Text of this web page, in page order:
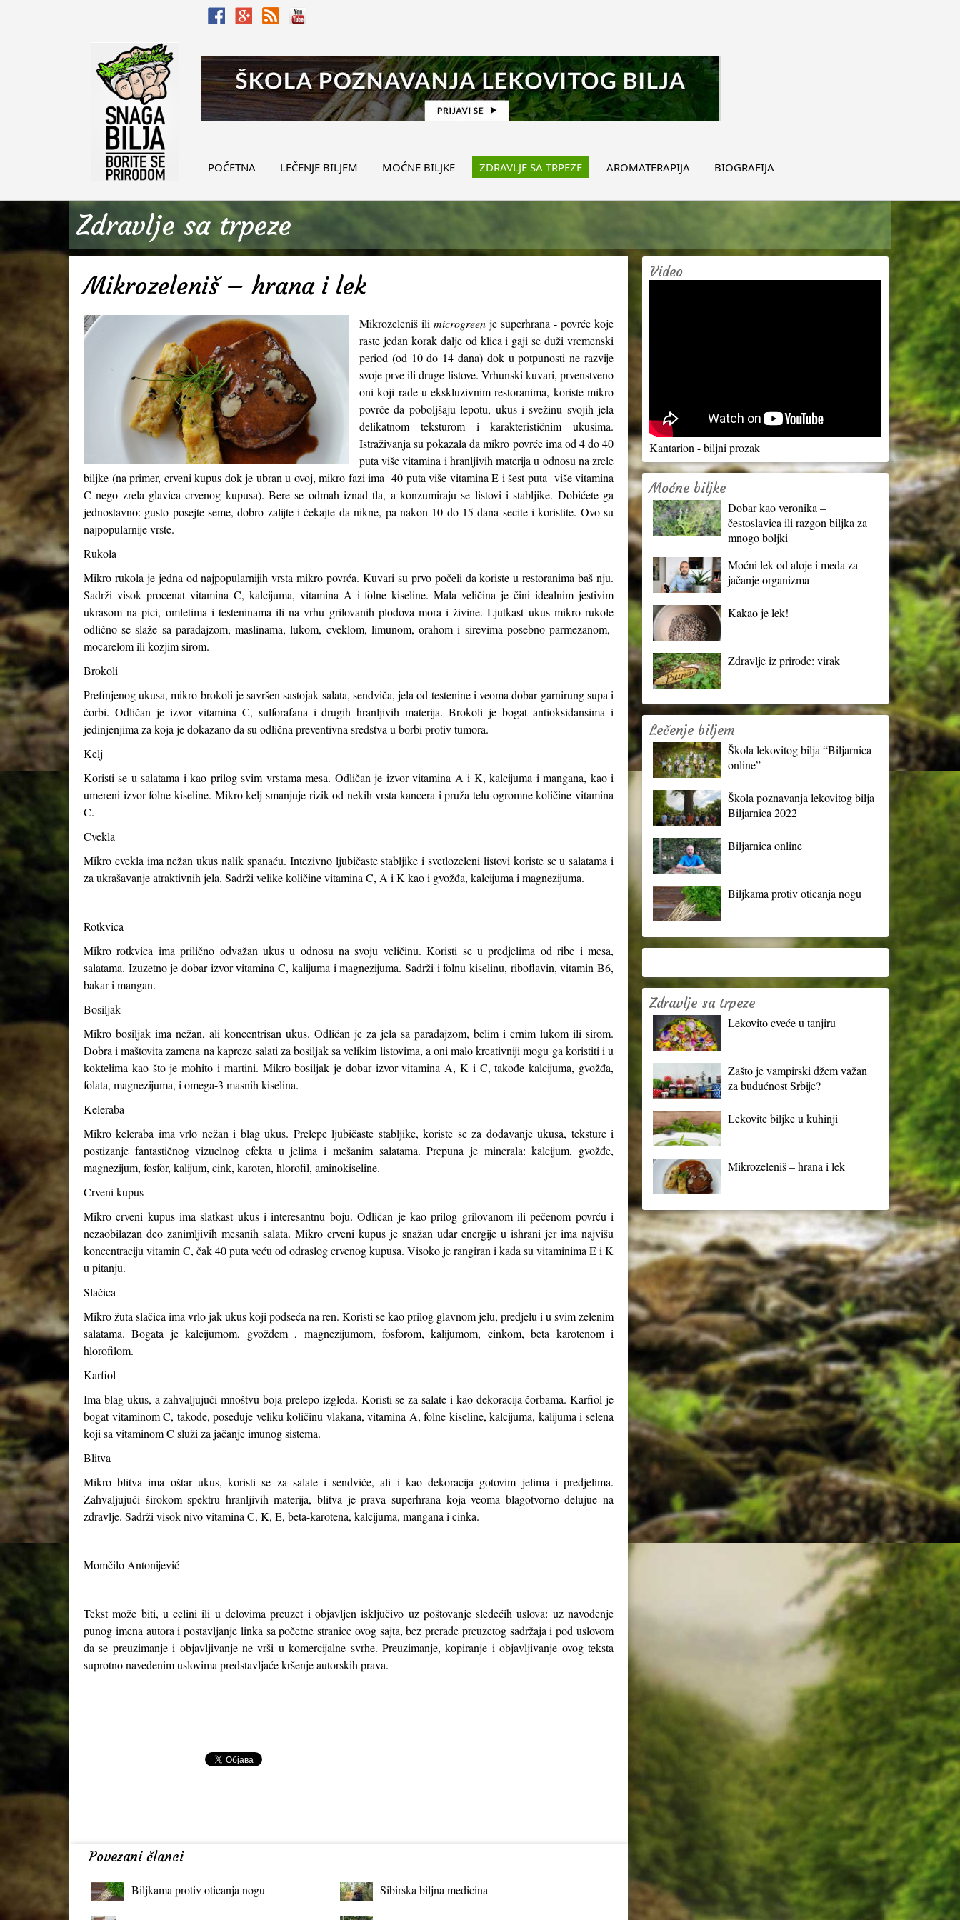
POČETNA LEČENJE BILJEM MOĆNE BILJKE ZDRAVLJE SA TRPEZE AROMATERAPIJA BIOGRAFIJA
Zdravlje sa trpeze
Mikrozeleniš – hrana i lek
Mikrozeleniš ili microgreen je superhrana - povrće koje
raste jedan korak dalje od klica i gaji se duži vremenski
period (od 10 do 14 dana) dok u potpunosti ne razvije
svoje prve ili druge listove. Vrhunski kuvari, prvenstveno
oni koji rade u ekskluzivnim restoranima, koriste mikro
povrće da poboljšaju lepotu, ukus i svežinu svojih jela
delikatnom teksturom i karakterističnim ukusima.
Istraživanja su pokazala da mikro povrće ima od 4 do 40
puta više vitamina i hranljivih materija u odnosu na zrele
biljke (na primer, crveni kupus dok je ubran u ovoj, mikro fazi ima 40 puta više vitamina E i šest puta više vitamina
C nego zrela glavica crvenog kupusa). Bere se odmah iznad tla, a konzumiraju se listovi i stabljike. Dobićete ga
jednostavno: gusto posejte seme, dobro zalijte i čekajte da nikne, pa nakon 10 do 15 dana secite i koristite. Ovo su
najpopularnije vrste.
Rukola
Mikro rukola je jedna od najpopularnijih vrsta mikro povrća. Kuvari su prvo počeli da koriste u restoranima baš nju.
Sadrži visok procenat vitamina C, kalcijuma, vitamina A i folne kiseline. Mala veličina je čini idealnim jestivim
ukrasom na pici, omletima i testeninama ili na vrhu grilovanih plodova mora i živine. Ljutkast ukus mikro rukole
odlično se slaže sa paradajzom, maslinama, lukom, cveklom, limunom, orahom i sirevima posebno parmezanom,
mocarelom ili kozjim sirom.
Brokoli
Prefinjenog ukusa, mikro brokoli je savršen sastojak salata, sendviča, jela od testenine i veoma dobar garnirung supa i
čorbi. Odličan je izvor vitamina C, sulforafana i drugih hranljivih materija. Brokoli je bogat antioksidansima i
jedinjenjima za koja je dokazano da su odlična preventivna sredstva u borbi protiv tumora.
Kelj
Koristi se u salatama i kao prilog svim vrstama mesa. Odličan je izvor vitamina A i K, kalcijuma i mangana, kao i
umereni izvor folne kiseline. Mikro kelj smanjuje rizik od nekih vrsta kancera i pruža telu ogromne količine vitamina
C.
Cvekla
Mikro cvekla ima nežan ukus nalik spanaću. Intezivno ljubičaste stabljike i svetlozeleni listovi koriste se u salatama i
za ukrašavanje atraktivnih jela. Sadrži velike količine vitamina C, A i K kao i gvožđa, kalcijuma i magnezijuma.
Rotkvica
Mikro rotkvica ima prilično odvažan ukus u odnosu na svoju veličinu. Koristi se u predjelima od ribe i mesa,
salatama. Izuzetno je dobar izvor vitamina C, kalijuma i magnezijuma. Sadrži i folnu kiselinu, riboflavin, vitamin B6,
bakar i mangan.
Bosiljak
Mikro bosiljak ima nežan, ali koncentrisan ukus. Odličan je za jela sa paradajzom, belim i crnim lukom ili sirom.
Dobra i maštovita zamena na kapreze salati za bosiljak sa velikim listovima, a oni malo kreativniji mogu ga koristiti i u
koktelima kao što je mohito i martini. Mikro bosiljak je dobar izvor vitamina A, K i C, takođe kalcijuma, gvožđa,
folata, magnezijuma, i omega-3 masnih kiselina.
Keleraba
Mikro keleraba ima vrlo nežan i blag ukus. Prelepe ljubičaste stabljike, koriste se za dodavanje ukusa, teksture i
postizanje fantastičnog vizuelnog efekta u jelima i mešanim salatama. Prepuna je minerala: kalcijum, gvožđe,
magnezijum, fosfor, kalijum, cink, karoten, hlorofil, aminokiseline.
Crveni kupus
Mikro crveni kupus ima slatkast ukus i interesantnu boju. Odličan je kao prilog grilovanom ili pečenom povrću i
nezaobilazan deo zanimljivih mesanih salata. Mikro crveni kupus je snažan udar energije u ishrani jer ima najvišu
koncentraciju vitamin C, čak 40 puta veću od odraslog crvenog kupusa. Visoko je rangiran i kada su vitaminima E i K
u pitanju.
Slačica
Mikro žuta slačica ima vrlo jak ukus koji podseća na ren. Koristi se kao prilog glavnom jelu, predjelu i u svim zelenim
salatama. Bogata je kalcijumom, gvožđem , magnezijumom, fosforom, kalijumom, cinkom, beta karotenom i
hlorofilom.
Karfiol
Ima blag ukus, a zahvaljujući mnoštvu boja prelepo izgleda. Koristi se za salate i kao dekoracija čorbama. Karfiol je
bogat vitaminom C, takođe, poseduje veliku količinu vlakana, vitamina A, folne kiseline, kalcijuma, kalijuma i selena
koji sa vitaminom C služi za jačanje imunog sistema.
Blitva
Mikro blitva ima oštar ukus, koristi se za salate i sendviče, ali i kao dekoracija gotovim jelima i predjelima.
Zahvaljujući širokom spektru hranljivih materija, blitva je prava superhrana koja veoma blagotvorno delujue na
zdravlje. Sadrži visok nivo vitamina C, K, E, beta-karotena, kalcijuma, mangana i cinka.
Momčilo Antonijević
Tekst može biti, u celini ili u delovima preuzet i objavljen isključivo uz poštovanje sledećih uslova: uz navođenje
punog imena autora i postavljanje linka sa početne stranice ovog sajta, bez prerade preuzetog sadržaja i pod uslovom
da se preuzimanje i objavljivanje ne vrši u komercijalne svrhe. Preuzimanje, kopiranje i objavljivanje ovog teksta
suprotno navedenim uslovima predstavljaće kršenje autorskih prava.
Povezani članci
Biljkama protiv oticanja nogu Sibirska biljna medicina
Video
Kantarion - biljni prozak
Moćne biljke
Dobar kao veronika –
čestoslavica ili razgon biljka za
mnogo boljki
Moćni lek od aloje i meda za
jačanje organizma
Kakao je lek!
Zdravlje iz prirode: virak
Lečenje biljem
Škola lekovitog bilja “Biljarnica
online”
Škola poznavanja lekovitog bilja
Biljarnica 2022
Biljarnica online
Biljkama protiv oticanja nogu
Zdravlje sa trpeze
Lekovito cveće u tanjiru
Zašto je vampirski džem važan
za budućnost Srbije?
Lekovite biljke u kuhinji
Mikrozeleniš – hrana i lek